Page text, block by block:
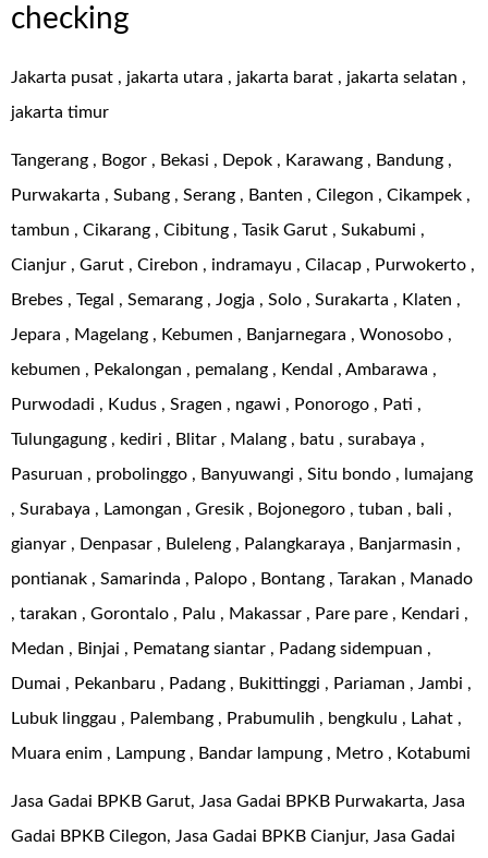
checking
Jakarta pusat , jakarta utara , jakarta barat , jakarta selatan ,
jakarta timur
Tangerang , Bogor , Bekasi , Depok , Karawang , Bandung ,
Purwakarta , Subang , Serang , Banten , Cilegon , Cikampek ,
tambun , Cikarang , Cibitung , Tasik Garut , Sukabumi ,
Cianjur , Garut , Cirebon , indramayu , Cilacap , Purwokerto ,
Brebes , Tegal , Semarang , Jogja , Solo , Surakarta , Klaten ,
Jepara , Magelang , Kebumen , Banjarnegara , Wonosobo ,
kebumen , Pekalongan , pemalang , Kendal , Ambarawa ,
Purwodadi , Kudus , Sragen , ngawi , Ponorogo , Pati ,
Tulungagung , kediri , Blitar , Malang , batu , surabaya ,
Pasuruan , probolinggo , Banyuwangi , Situ bondo , lumajang
, Surabaya , Lamongan , Gresik , Bojonegoro , tuban , bali ,
gianyar , Denpasar , Buleleng , Palangkaraya , Banjarmasin ,
pontianak , Samarinda , Palopo , Bontang , Tarakan , Manado
, tarakan , Gorontalo , Palu , Makassar , Pare pare , Kendari ,
Medan , Binjai , Pematang siantar , Padang sidempuan ,
Dumai , Pekanbaru , Padang , Bukittinggi , Pariaman , Jambi ,
Lubuk linggau , Palembang , Prabumulih , bengkulu , Lahat ,
Muara enim , Lampung , Bandar lampung , Metro , Kotabumi
Jasa Gadai BPKB Garut, Jasa Gadai BPKB Purwakarta, Jasa
Gadai BPKB Cilegon, Jasa Gadai BPKB Cianjur, Jasa Gadai